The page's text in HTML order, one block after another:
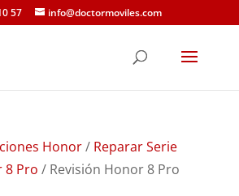
57 info@doctormoviles.com
Honor/ Reparar Serie
8 Pro / Revisión Honor 8 Pro